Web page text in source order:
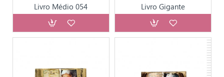
Livro Médio 054 Livro Gigante